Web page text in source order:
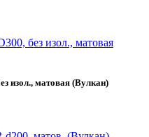
изол., матовая (Вулкан)